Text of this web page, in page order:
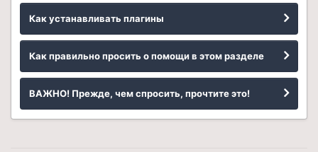
Как устанавливать плагины
Как правильно просить о помощи в этом разделе
ВАЖНО! Прежде, чем спросить, прочтите это!